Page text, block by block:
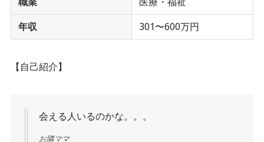
年収
301〜600万円
【自己紹介】
会える人いるのかな。。。
お隣ママ